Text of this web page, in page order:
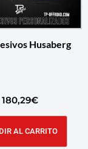
Husaberg
180,29€
AL CARRITO